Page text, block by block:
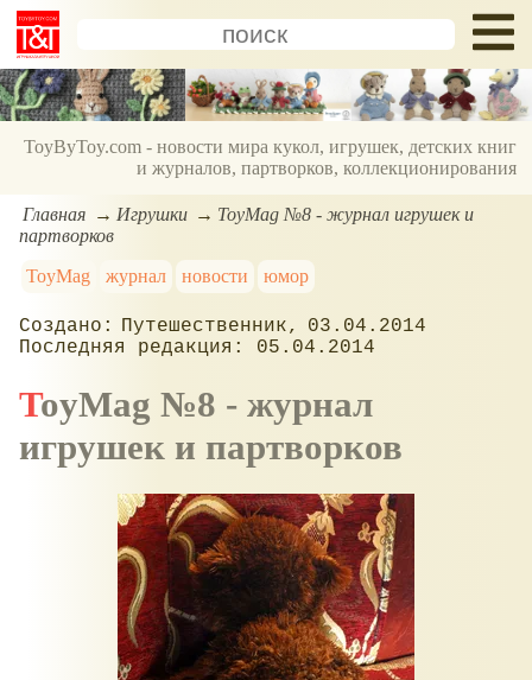
ToyByToy.com - новости мира кукол, игрушек, детских книг
и журналов, партворков, коллекционирования
Главная Игрушки
ToyMag №8 - журнал игрушек и
партворков
ToyMag
журнал новости юмор
Путешественник
03.04.2014
05.04.2014
ToyMag №8 - журнал
игрушек и партворков